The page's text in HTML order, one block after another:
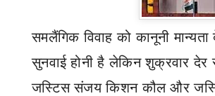
समलैंगिक विवाह को कानूनी
सुनवाई होनी है लेकिन शुक्रवार देर
जस्टिस संजय किशन कौल और